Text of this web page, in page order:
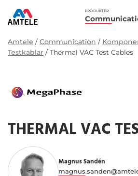
PRODUKTER
Amtele / Communication /
Testkablar / Thermal VAC Test Cables
THERMAL VAC
Magnus Sandén